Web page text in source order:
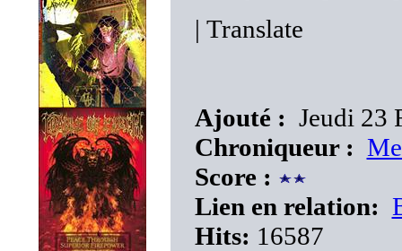
| Translate
Ajouté : Jeudi 23
Chroniqueur :
Score :
Lien en relation:
Hits: 16587